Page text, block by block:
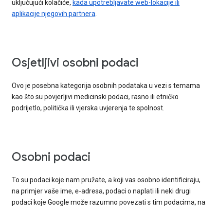
uključujući kolačiće, kada upotrebljavate web-lokacije ili
aplikacije njegovih partnera.
Osjetljivi osobni podaci
Ovo je posebna kategorija osobnih podataka u vezi s temama
kao što su povjerljivi medicinski podaci, rasno ili etničko
podrijetlo, politička ili vjerska uvjerenja te spolnost.
Osobni podaci
To su podaci koje nam pružate, a koji vas osobno identificiraju,
na primjer vaše ime, e-adresa, podaci o naplati ili neki drugi
podaci koje Google može razumno povezati s tim podacima, na